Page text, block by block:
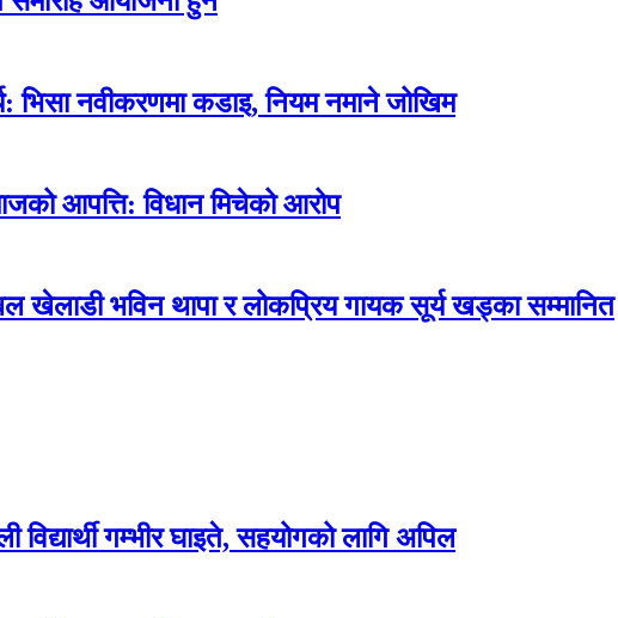
भिसा नवीकरणमा कडाइ, नियम नमाने जोखिम
आपत्ति: विधान मिचेको आरोप
खेलाडी भविन थापा र लोकप्रिय गायक सूर्य खड्का सम्मानित
गम्भीर घाइते, सहयोगको लागि अपिल